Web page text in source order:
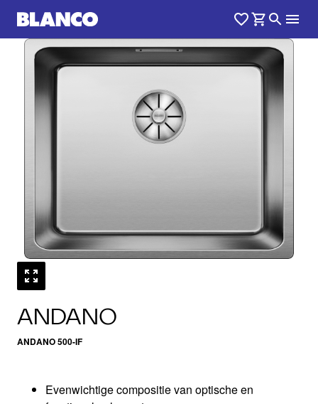
ANDANO
ANDANO 500-IF
1 /0
Evenwichtige compositie van optische en